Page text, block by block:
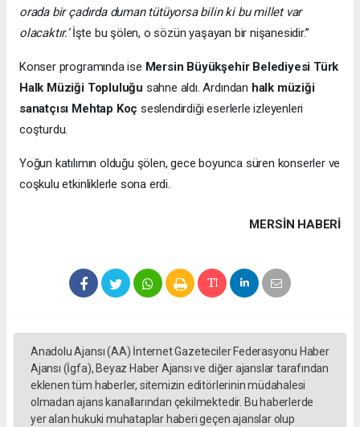
orada bir çadırda duman tütüyorsa bilin ki bu millet var
olacaktır.’İşte bu şölen, o sözün yaşayan bir nişanesidir.”
Konser programında ise Mersin Büyükşehir Belediyesi Türk
Halk Müziği Topluluğu sahne aldı. Ardından halk müziği
sanatçısı Mehtap Koç seslendirdiği eserlerle izleyenleri
coşturdu.
Yoğun katılımın olduğu şölen, gece boyunca süren konserler ve
coşkulu etkinliklerle sona erdi.
MERSIN HABERİ
Anadolu Ajansı (AA) İnternet Gazeteciler Federasyonu Haber
Ajansı (İgfa), Beyaz Haber Ajansı ve diğer ajanslar tarafından
eklenen tüm haberler, sitemizin editörlerinin müdahalesi
olmadan ajans kanallarından çekilmektedir. Bu haberlerde
yer alan hukuki muhataplar haberi geçen ajanslar olup